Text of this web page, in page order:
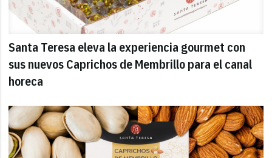
Santa Teresa eleva la experiencia gourmet con
sus nuevos Caprichos de Membrillo para el canal
horeca